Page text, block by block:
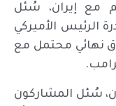
مع إيران، سُئل
الرئيس الأميركي
نهائي محتمل مع
سُئل المشاركون